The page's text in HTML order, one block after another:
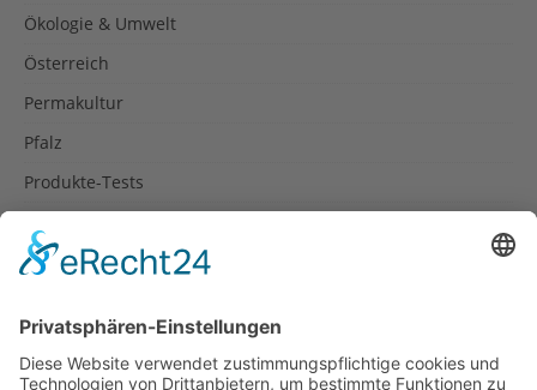
Ökologie & Umwelt
Österreich
Permakultur
Pfalz
Produkte-Tests
Rezepte
Spanien
Südtirol